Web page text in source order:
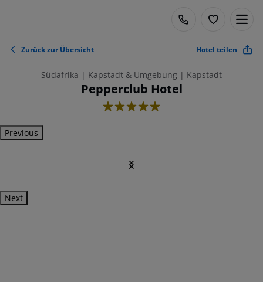
Zurück zur Übersicht Hotel teilen
Südafrika | Kapstadt & Umgebung | Kapstadt
Pepperclub Hotel
5
Previous
Next